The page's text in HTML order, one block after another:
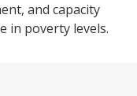
and capacity
in poverty levels.